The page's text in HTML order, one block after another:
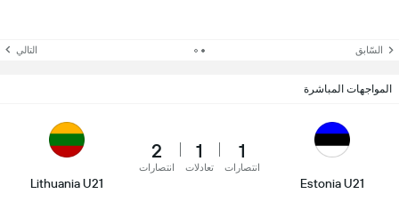
السّابق التالي
المواجهات المباشرة
Estonia U21
1
انتصارات
1
تعادلات
2
انتصارات
Lithuania U21